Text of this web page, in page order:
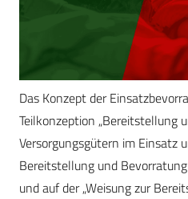
Das Konzept der
Teilkonzeption „Bereitstellung
Versorgungsgütern im Einsatz
Bereitstellung und
und auf der „Weisung zur